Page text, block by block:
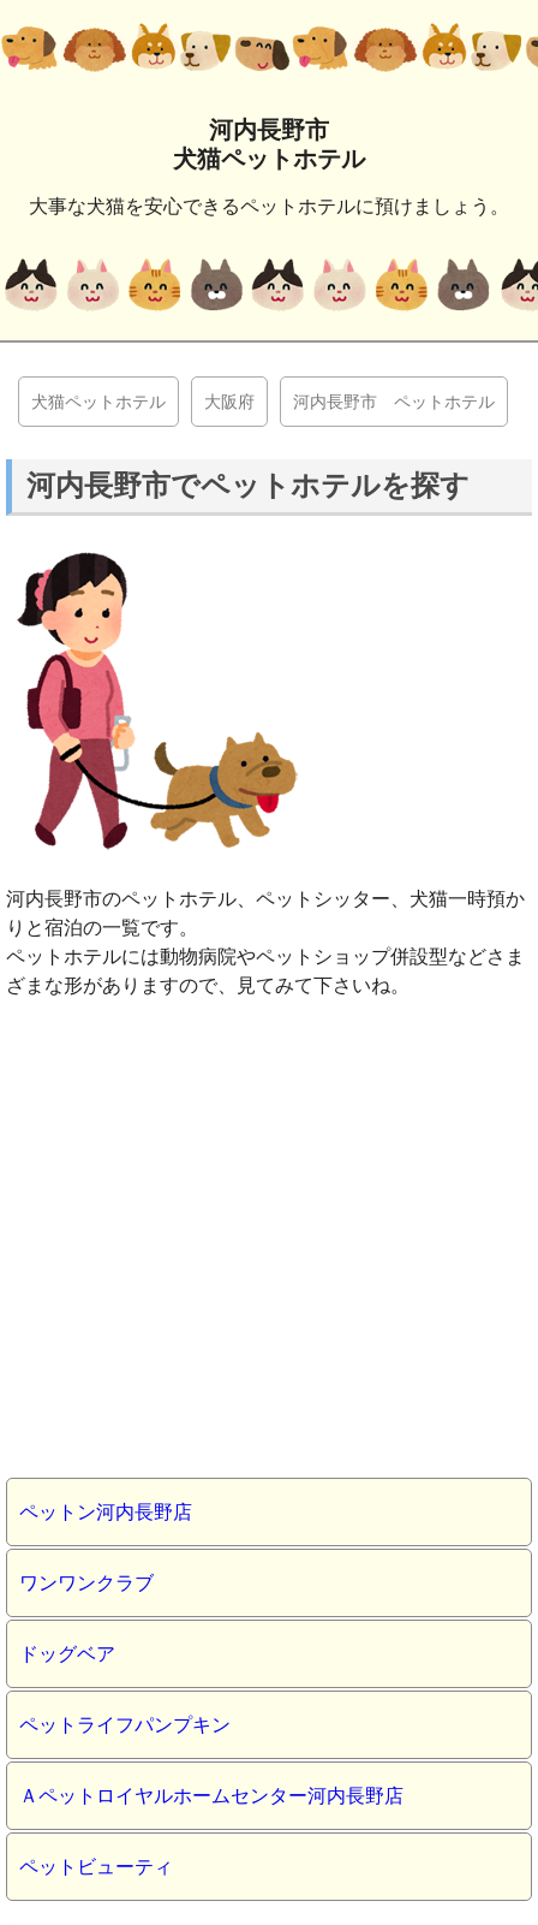
河内長野市
犬猫ペットホテル
大事な犬猫を安心できるペットホテルに預けましょう。
犬猫ペットホテル 大阪府 河内長野市 ペットホテル
河内長野市でペットホテルを探す
河内長野市のペットホテル、ペットシッター、犬猫一時預か
りと宿泊の一覧です。
ペットホテルには動物病院やペットショップ併設型などさま
ざまな形がありますので、見てみて下さいね。
ペットン河内長野店
ワンワンクラブ
ドッグベア
ペットライフパンプキン
Ａペットロイヤルホームセンター河内長野店
ペットビューティ